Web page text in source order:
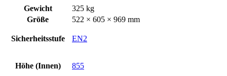
Gewicht
325 kg
Größe
522 × 605 × 969 mm
Sicherheitsstufe EN2
Höhe (Innen) 855